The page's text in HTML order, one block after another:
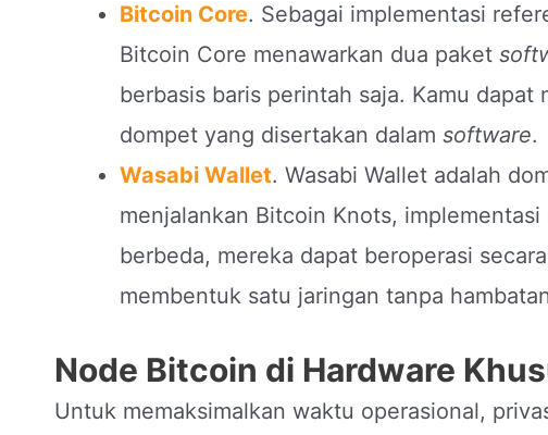
Bitcoin Core. Sebagai implementasi
Bitcoin Core menawarkan dua paket
berbasis baris perintah saja. Kamu
dompet yang disertakan dalam software.
Wasabi Wallet. Wasabi Wallet adalah
menjalankan Bitcoin Knots,
berbeda, mereka dapat beroperasi
membentuk satu jaringan tanpa
Node Bitcoin di Hardware
Untuk memaksimalkan waktu operasional,